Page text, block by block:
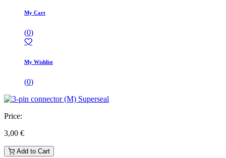
My Cart
(0)
My Wishlist
(0)
Price:
3,00 €
Add to Cart